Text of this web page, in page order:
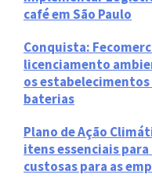
café em São Paulo
Conquista:
licenciamento
os
baterias
Plano de Ação
itens essenciais
custosas para as